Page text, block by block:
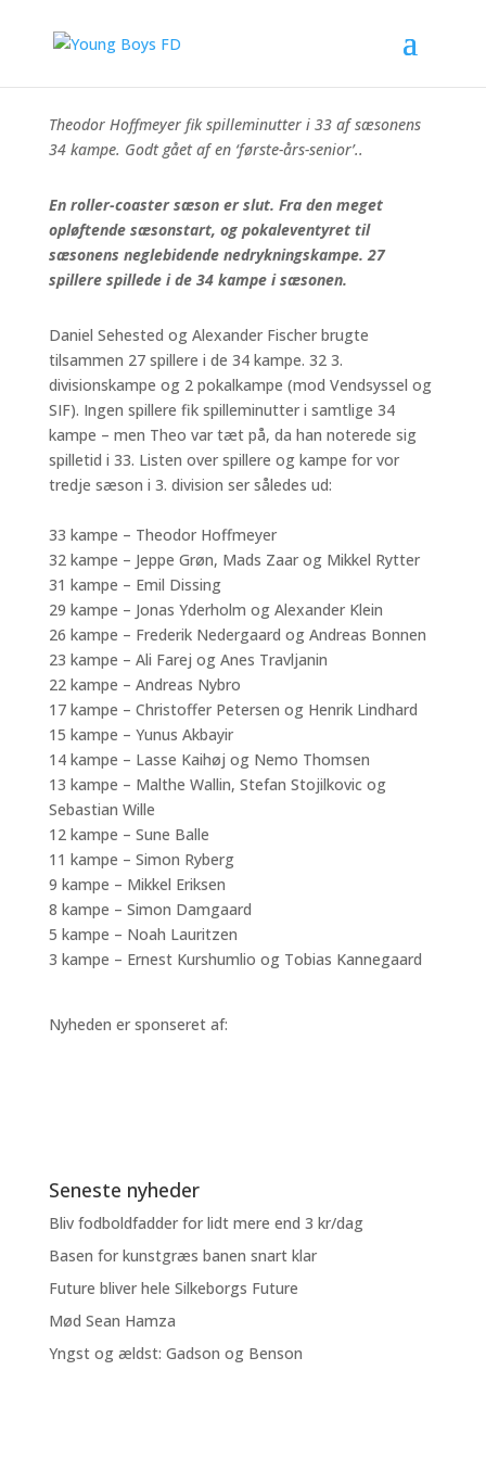
Theodor Hoffmeyer fik spilleminutter i 33 af sæsonens
34 kampe. Godt gået af en ‘første-års-senior’..
En roller-coaster sæson er slut. Fra den meget
opløftende sæsonstart, og pokaleventyret til
sæsonens neglebidende nedrykningskampe. 27
spillere spillede i de 34 kampe i sæsonen.
Daniel Sehested og Alexander Fischer brugte
tilsammen 27 spillere i de 34 kampe. 32 3.
divisionskampe og 2 pokalkampe (mod Vendsyssel og
SIF). Ingen spillere fik spilleminutter i samtlige 34
kampe – men Theo var tæt på, da han noterede sig
spilletid i 33. Listen over spillere og kampe for vor
tredje sæson i 3. division ser således ud:
33 kampe – Theodor Hoffmeyer
32 kampe – Jeppe Grøn, Mads Zaar og Mikkel Rytter
31 kampe – Emil Dissing
29 kampe – Jonas Yderholm og Alexander Klein
26 kampe – Frederik Nedergaard og Andreas Bonnen
23 kampe – Ali Farej og Anes Travljanin
22 kampe – Andreas Nybro
17 kampe – Christoffer Petersen og Henrik Lindhard
15 kampe – Yunus Akbayir
14 kampe – Lasse Kaihøj og Nemo Thomsen
13 kampe – Malthe Wallin, Stefan Stojilkovic og
Sebastian Wille
12 kampe – Sune Balle
11 kampe – Simon Ryberg
9 kampe – Mikkel Eriksen
8 kampe – Simon Damgaard
5 kampe – Noah Lauritzen
3 kampe – Ernest Kurshumlio og Tobias Kannegaard
Nyheden er sponseret af:
Seneste nyheder
Bliv fodboldfadder for lidt mere end 3 kr/dag
Basen for kunstgræs banen snart klar
Future bliver hele Silkeborgs Future
Mød Sean Hamza
Yngst og ældst: Gadson og Benson